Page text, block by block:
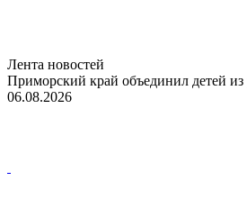
Лента новостей
Приморский край объединил детей из
06.08.2026